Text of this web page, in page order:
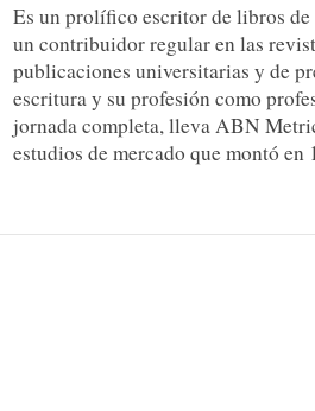
Es un prolífico escritor de libros de
un contribuidor regular en las
publicaciones universitarias y de
escritura y su profesión como
jornada completa, lleva ABN
estudios de mercado que montó en